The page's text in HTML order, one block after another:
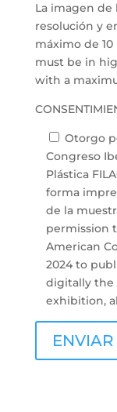
La imagen de
resolución y
máximo de
must be in
with a
Otorgo
Congreso
Plástica
forma
de la
permission
American
2024 to
digitally the
exhibition,